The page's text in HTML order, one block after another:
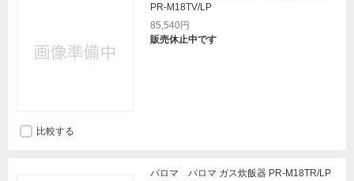
PR-M18TV/LP
85,540円
販売休止中です
比較する
パロマ パロマ ガス炊飯器 PR-M18TR/LP